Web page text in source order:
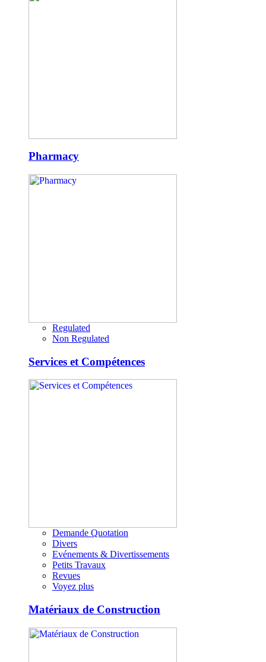
Pharmacy
Regulated
Non Regulated
Services et Compétences
Demande Quotation
Divers
Evénements & Divertissements
Petits Travaux
Revues
Voyez plus
Matériaux de Construction